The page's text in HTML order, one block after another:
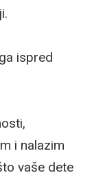
ispred
i nalazim
vaše dete